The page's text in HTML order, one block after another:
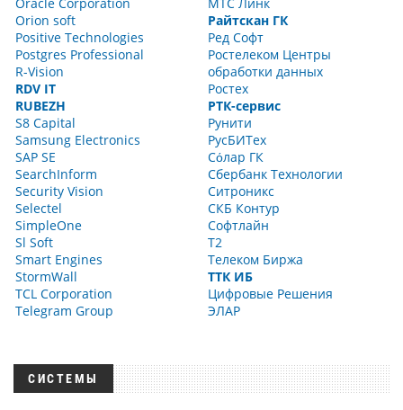
Orion soft
Positive Technologies
Postgres Professional
R-Vision
RDV IT
RUBEZH
S8 Capital
Samsung Electronics
SAP SE
SearchInform
Security Vision
Selectel
SimpleOne
Sl Soft
Smart Engines
StormWall
TCL Corporation
Telegram Group
Райтскан ГК
Ред Софт
Ростелеком Центры
обработки данных
Ростех
РТК-сервис
Рунити
РусБИТех
Сόлар ГК
Сбербанк Технологии
Ситроникс
СКБ Контур
Софтлайн
Т2
Телеком Биржа
ТТК ИБ
Цифровые Решения
ЭЛАР
СИСТЕМЫ